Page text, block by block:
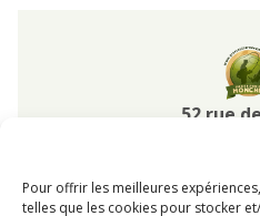
Pour offrir les meilleures
telles que les cookies pour stocker
de
52 rue
03 21